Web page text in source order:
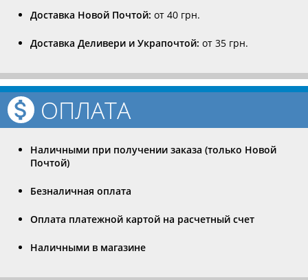
Доставка Новой Почтой: от 40 грн.
Доставка Деливери и Украпочтой: от 35 грн.
ОПЛАТА
Наличными при получении заказа (только Новой
Почтой)
Безналичная оплата
Оплата платежной картой на расчетный счет
Наличными в магазине